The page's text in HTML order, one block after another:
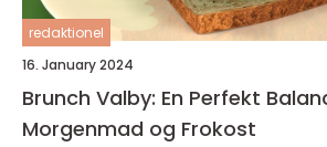
redaktionel
16. January 2024
Brunch Valby: En Perfekt
Morgenmad og Frokost